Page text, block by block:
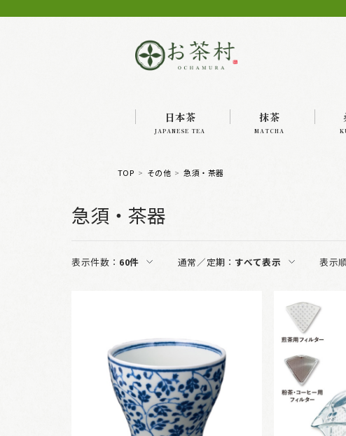
日本茶
JAPANESE TEA
抹茶
MATCHA
TOP その他 急須・茶器
急須・茶器
表示件数： 60件 通常／定期： すべて表示 表示